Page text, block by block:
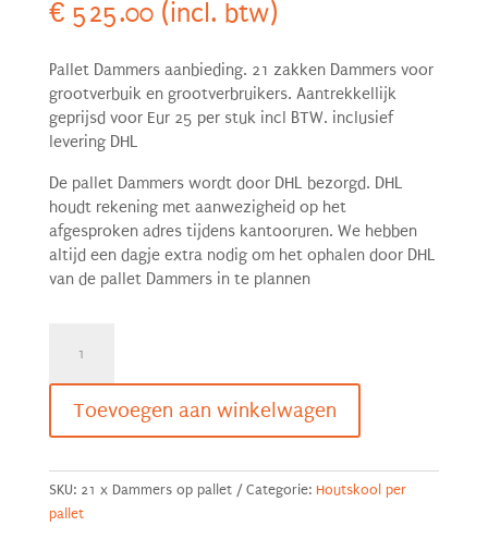
€525.00 (incl. btw)
Pallet Dammers aanbieding. 21 zakken Dammers voor
grootverbuik en grootverbruikers. Aantrekkellijk
geprijsd voor Eur 25 per stuk incl BTW. inclusief
levering DHL
De pallet Dammers wordt door DHL bezorgd. DHL
houdt rekening met aanwezigheid op het
afgesproken adres tijdens kantooruren. We hebben
altijd een dagje extra nodig om het ophalen door DHL
van de pallet Dammers in te plannen
Dammers
Houtskool
zakken
10
KG
aantal
Toevoegen aan winkelwagen
SKU: 21 x Dammers op pallet Categorie: Houtskool per
pallet